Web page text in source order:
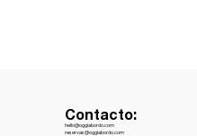
Contacto:
hello@oggiabordo.com
reservas@oggiabordo.com